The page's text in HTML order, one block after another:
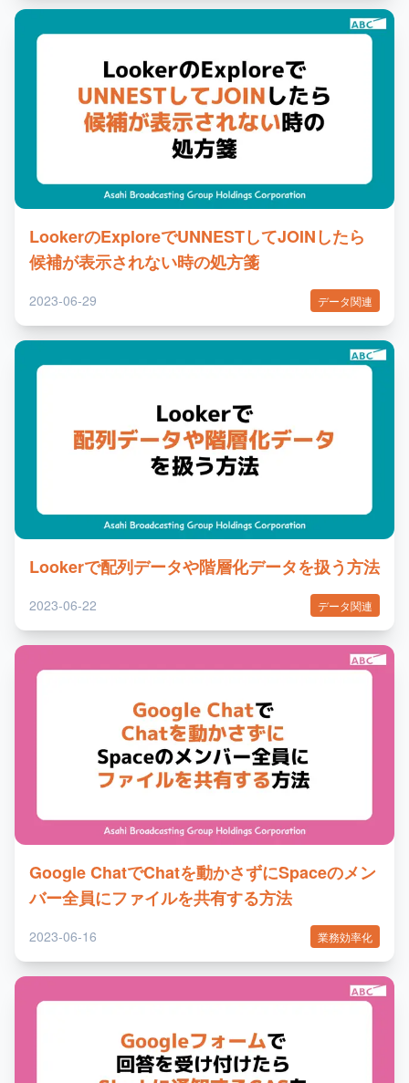
LookerのExploreでUNNESTしてJOINしたら
候補が表示されない時の処方箋
2023-06-29 データ関連
Lookerで配列データや階層化データを扱う方法
2023-06-22 データ関連
Google ChatでChatを動かさずにSpaceのメン
バー全員にファイルを共有する方法
2023-06-16 業務効率化